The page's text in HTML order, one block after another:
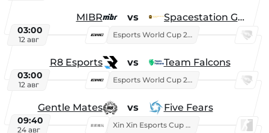
MIBR vs Spacestation Gaming
03:00
12 авг
Esports World Cup 2026
R8 Esports vs Team Falcons
03:00
12 авг
Esports World Cup 2026
Gentle Mates vs Five Fears
09:40
24 авг
Xin Xin Esports Cup 2025